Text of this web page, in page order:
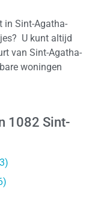
in Sint-Agatha-
U kunt altijd
van Sint-Agatha-
woningen
1082 Sint-